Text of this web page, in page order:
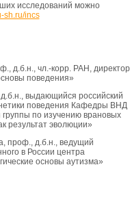
исследований можно
sh.ru/incs
д.б.н., чл.-корр. РАН, директор
поведения»
выдающийся российский
поведения Кафедры ВНД
по изучению врановых
результат эволюции»
проф., д.б.н., ведущий
в России центра
основы аутизма»